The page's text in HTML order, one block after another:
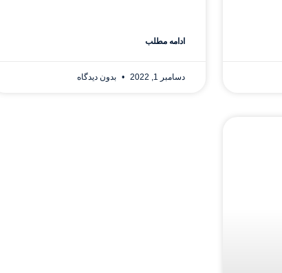
ادامه مطلب
دسامبر 1, 2022 بدون دیدگاه